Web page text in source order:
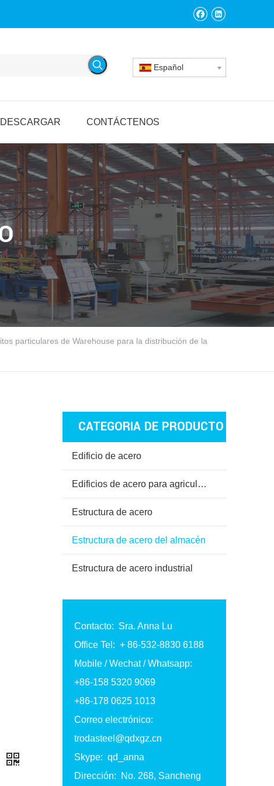
Español
DESCARGAR CONTÁCTENOS
particulares de Warehouse para la distribución de la
CATEGORIA DE PRODUCTO
Edificio de acero
Edificios de acero para agricultura
Estructura de acero
Estructura de acero del almacén
Estructura de acero industrial
Contacto: Sra. Anna Lu
Office Tel: + 86-532-8830 6188
Mobile / Wechat / Whatsapp:
+86-158 5320 9069
+86-178 0625 1013
Correo electrónico:
trodasteel@qdxgz.cn
Skype: qd_anna
Dirección: No. 268, Sancheng